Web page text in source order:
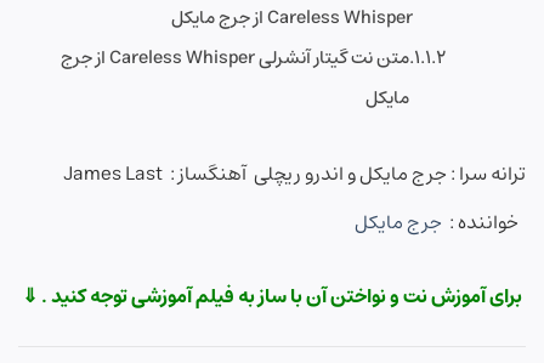
Careless Whisper از جرج مایکل
متن نت گیتار آنشرلی Careless Whisper از جرج
مایکل
خواننده : جرج مایکل
برای آموزش نت و نواختن آن با ساز به فیلم آموزشی توجه کنید . ⇓